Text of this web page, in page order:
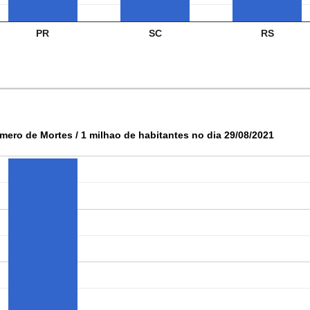
PR SC RS
de Mortes / 1 milhao de habitantes no dia 29/08/2021